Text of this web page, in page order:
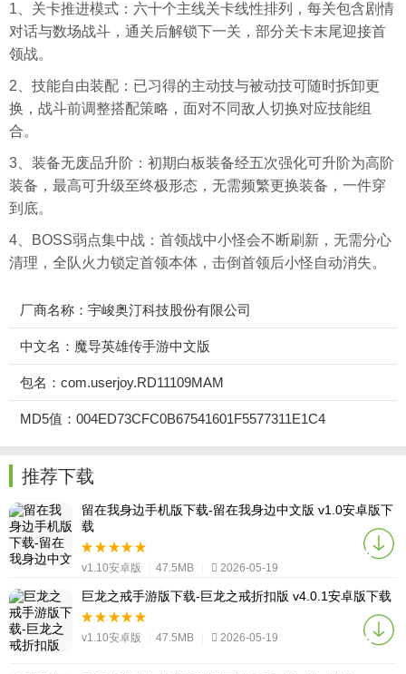
1、关卡推进模式：六十个主线关卡线性排列，每关包含剧情
对话与数场战斗，通关后解锁下一关，部分关卡末尾迎接首
领战。
2、技能自由装配：已习得的主动技与被动技可随时拆卸更
换，战斗前调整搭配策略，面对不同敌人切换对应技能组
合。
3、装备无废品升阶：初期白板装备经五次强化可升阶为高阶
装备，最高可升级至终极形态，无需频繁更换装备，一件穿
到底。
4、BOSS弱点集中战：首领战中小怪会不断刷新，无需分心
清理，全队火力锁定首领本体，击倒首领后小怪自动消失。
厂商名称：宇峻奥汀科技股份有限公司
中文名：魔导英雄传手游中文版
包名：com.userjoy.RD11109MAM
MD5值：004ED73CFC0B67541601F5577311E1C4
推荐下载
留在我身边手机版下载-留在我身边中文版 v1.0安卓版下
载
v1.10安卓版 47.5MB 2026-05-19
巨龙之戒手游版下载-巨龙之戒折扣版 v4.0.1安卓版下载
v1.10安卓版 47.5MB 2026-05-19